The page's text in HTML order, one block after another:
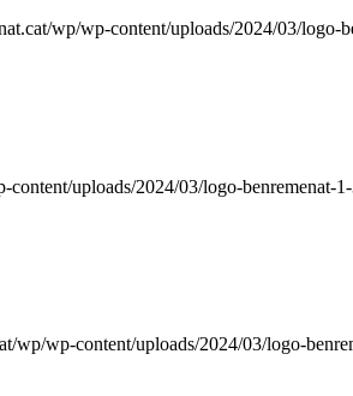
wp/wp-content/uploads/2024/03/logo-
content/uploads/2024/03/logo-benremenat-
wp/wp-content/uploads/2024/03/logo-